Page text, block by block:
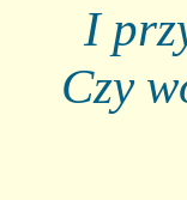
I
Czy